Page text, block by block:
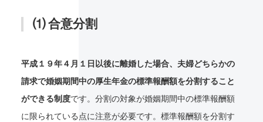
⑴ 合意分割
平成１９年４月１日以後に離婚した場合、夫婦どちらかの
請求で婚姻期間中の厚生年金の標準報酬額を分割すること
ができる制度です。分割の対象が婚姻期間中の標準報酬額
に限られている点に注意が必要です。標準報酬額を分割す